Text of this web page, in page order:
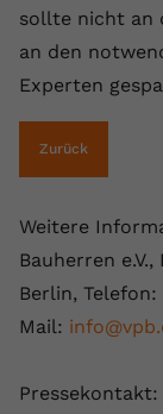
sollte nicht an
an den
Experten
Zurück
Weitere
Bauherren
Berlin, Telefon:
Mail:
Pressekontakt: